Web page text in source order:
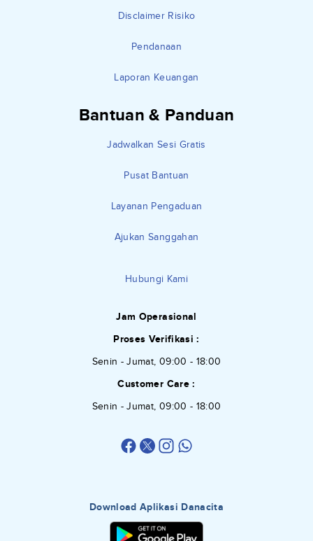
Disclaimer Risiko
Pendanaan
Laporan Keuangan
Bantuan & Panduan
Jadwalkan Sesi Gratis
Pusat Bantuan
Layanan Pengaduan
Ajukan Sanggahan
Hubungi Kami
Jam Operasional
Proses Verifikasi :
Senin - Jumat, 09:00 - 18:00
Customer Care :
Senin - Jumat, 09:00 - 18:00
Download Aplikasi Danacita